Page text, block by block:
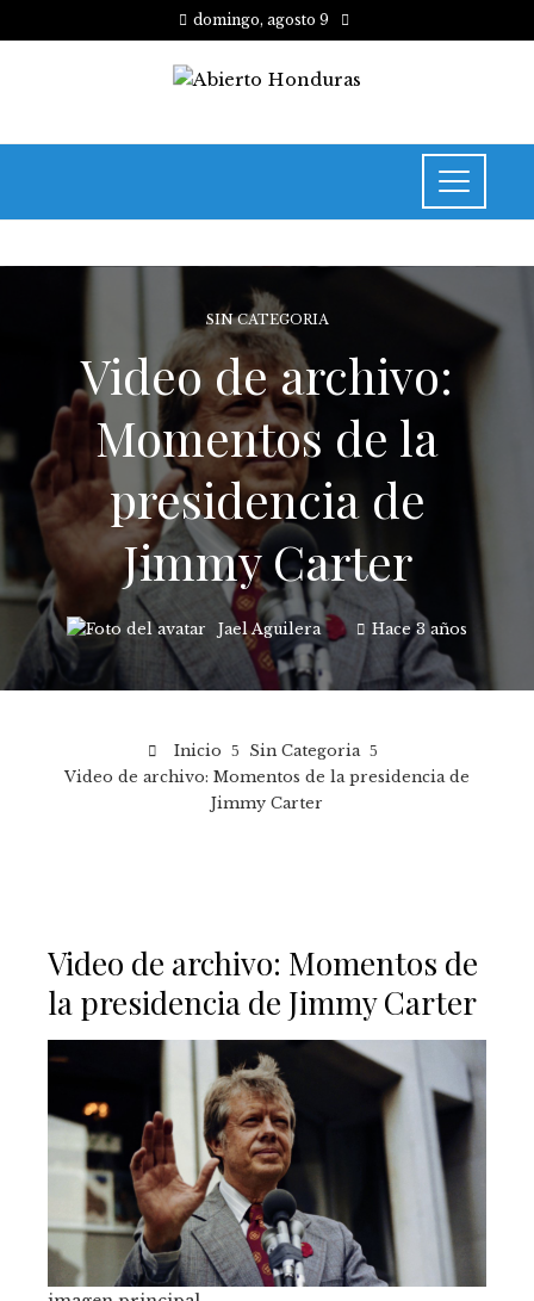
domingo, agosto 9
SIN CATEGORIA
Video de archivo:
Momentos de la
presidencia de
Jimmy Carter
Jael Aguilera Hace 3 años
Inicio
Sin Categoria
Video de archivo: Momentos de la presidencia de
Jimmy Carter
Video de archivo: Momentos de
la presidencia de Jimmy Carter